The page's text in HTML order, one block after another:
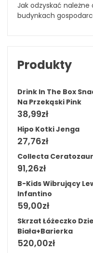
Jak odzyskać należne
budynkach
Produkty
Drink In The Box
Na Przekąski Pink
38,99zł
Hipo Kotki Jenga
27,76zł
Collecta Ceratozaur
91,26zł
B-Kids Wibrujący
Infantino
59,00zł
Skrzat Łóżeczko
Biała+Barierka
520,00zł